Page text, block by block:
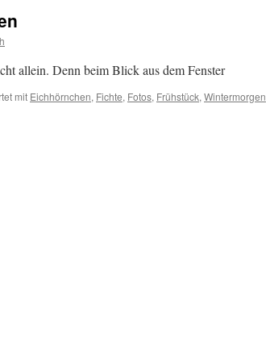
allein. Denn beim Blick aus dem Fenster
mit Eichhörnchen, Fichte, Fotos, Frühstück, Wintermorgen